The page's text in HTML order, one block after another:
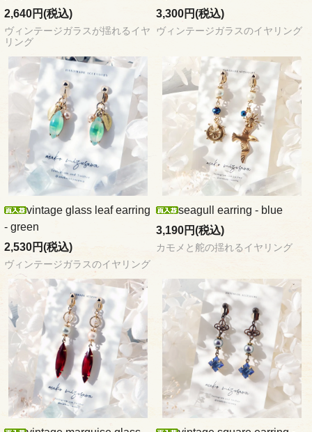
2,640円(税込)
ヴィンテージガラスが揺れるイヤ
リング
3,300円(税込)
ヴィンテージガラスのイヤリング
vintage glass leaf earring
- green
2,530円(税込)
ヴィンテージガラスのイヤリング
seagull earring - blue
3,190円(税込)
カモメと舵の揺れるイヤリング